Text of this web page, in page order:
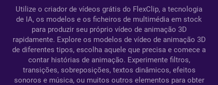
Utilize o criador de vídeos grátis do FlexClip, a tecnologia
de IA, os modelos e os ficheiros de multimédia em stock
para produzir seu próprio vídeo de animação 3D
rapidamente. Explore os modelos de vídeo de animação 3D
de diferentes tipos, escolha aquele que precisa e comece a
contar histórias de animação. Experimente filtros,
transições, sobreposições, textos dinâmicos, efeitos
sonoros e música, ou muitos outros elementos para obter